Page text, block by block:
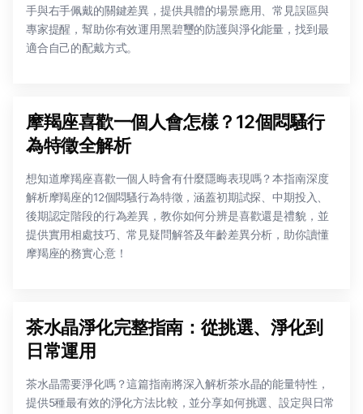
手與右手佩戴的關鍵差異，提供具體的場景應用、常見誤區與
專家提醒，幫助你有效運用黑碧璽的防護與淨化能量，找到最
適合自己的配戴方式。
摩羯座喜歡一個人會怎樣？12個悶騷行
為特徵全解析
想知道摩羯座喜歡一個人時會有什麼隱晦表現嗎？本指南深度
解析摩羯座的12個悶騷行為特徵，涵蓋初期試探、中期投入、
後期認定階段的行為差異，教你如何分辨是喜歡還是禮貌，並
提供實用相處技巧、常見疑問解答及年齡差異分析，助你讀懂
摩羯座的務實心意！
茶水晶淨化完整指南：從挑選、淨化到
日常運用
茶水晶需要淨化嗎？這篇指南將深入解析茶水晶的能量特性，
提供5種最有效的淨化方法比較，並分享如何挑選、設定與日常